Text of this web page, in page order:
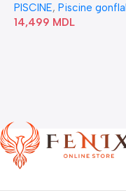
Bubble” 28446
PISCINE, Piscine
14,499 MDL